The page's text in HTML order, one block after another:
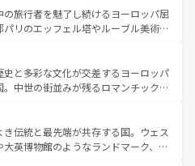
の洗練された雰囲気や、バルセロナの
ら、地方では古代ローマ遺跡や中世
土や気候が異なるスペインはその個
性で訪れる人を魅了する。 なお、新着のスペイン情報は コ
してほしい。
の旅行者を魅了し続けるヨーロッパ屈
リのエッフェル塔やルーブル美術館
っている。華麗な宮殿、歴史的な大
、そして豊かな自然が、訪れる者を心
、フランスは美食の国としても知ら
祥地であるランス、プロヴァンスの
など、多彩な楽しみ方が可能だ。さ
域にも魅力が溢れており、どの街角に
史と多彩な文化が交差するヨーロッパ
中世の街並みが残るロマンチック街
こを歩いても飽きることがない。ベ
バイエルン州のアルプスの絶景、そ
ワイン畑といった風景は必見。ビール
伝統と最先端が共存する国。ウェス
大英博物館のようなランドマーク、歴